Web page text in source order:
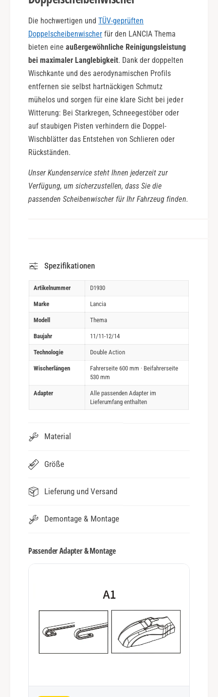
Die hochwertigen undTÜV-geprüften
Doppelscheibenwischer für den LANCIA Thema
bieten eine außergewöhnliche Reinigungsleistung
bei maximaler Langlebigkeit. Dank der doppelten
Wischkante und des aerodynamischen Profils
entfernen sie selbst hartnäckigen Schmutz
mühelos und sorgen für eine klare Sicht bei jeder
Witterung: Bei Starkregen, Schneegestöber oder
auf staubigen Pisten verhindern die Doppel-
Wischblätter das Entstehen von Schlieren oder
Rückständen.
Unser Kundenservice steht Ihnen jederzeit zur
Verfügung, um sicherzustellen, dass Sie die
passenden Scheibenwischer für Ihr Fahrzeug finden.
Spezifikationen
Artikelnummer D1930
Marke Lancia
Modell Thema
Baujahr 11/11-12/14
Technologie Double Action
Wischerlängen
Fahrerseite 600 mm · Beifahrerseite
530 mm
Adapter
Alle passenden Adapter im
Lieferumfang enthalten
Material
Größe
Lieferung und Versand
Demontage & Montage
Passender Adapter & Montage